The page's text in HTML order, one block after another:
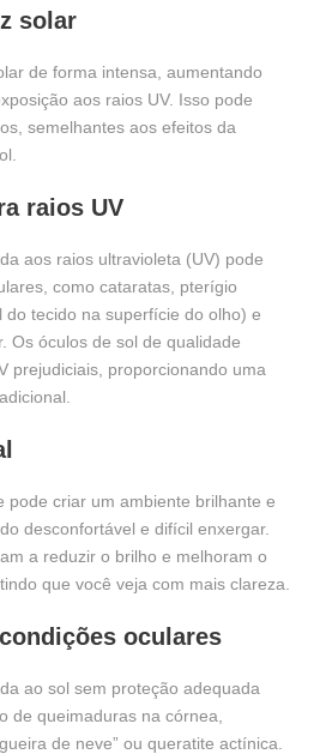
solar
de forma intensa, aumentando
aos raios UV. Isso pode
semelhantes aos efeitos da
raios UV
aos raios ultravioleta (UV) pode
como cataratas, pterígio
do tecido na superfície do olho) e
Os óculos de sol de qualidade
prejudiciais, proporcionando uma
pode criar um ambiente brilhante e
desconfortável e difícil enxergar.
a reduzir o brilho e melhoram o
que você veja com mais clareza.
oculares
ao sol sem proteção adequada
de queimaduras na córnea,
de neve” ou queratite actínica.